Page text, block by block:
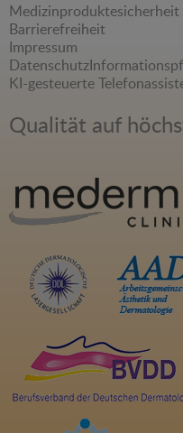
Medizinproduktesicherheit
Barrierefreiheit
Impressum
Datenschutz
KI-gesteuerte
Qualität auf